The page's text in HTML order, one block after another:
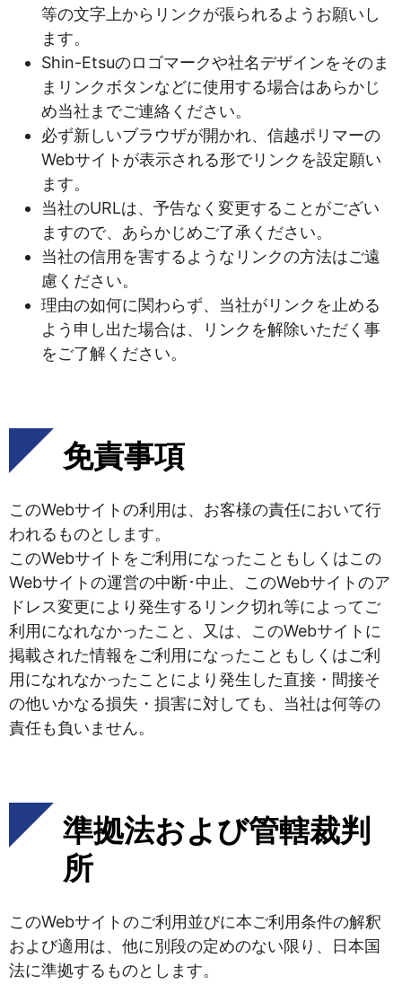
等の文字上からリンクが張られるようお願いし
ます。
Shin-Etsuのロゴマークや社名デザインをそのま
まリンクボタンなどに使用する場合はあらかじ
め当社までご連絡ください。
必ず新しいブラウザが開かれ、信越ポリマーの
Webサイトが表示される形でリンクを設定願い
ます。
当社のURLは、予告なく変更することがござい
ますので、あらかじめご了承ください。
当社の信用を害するようなリンクの方法はご遠
慮ください。
理由の如何に関わらず、当社がリンクを止める
よう申し出た場合は、リンクを解除いただく事
をご了解ください。
免責事項
このWebサイトの利用は、お客様の責任において行
われるものとします。
このWebサイトをご利用になったこともしくはこの
Webサイトの運営の中断･中止、このWebサイトのア
ドレス変更により発生するリンク切れ等によってご
利用になれなかったこと、又は、このWebサイトに
掲載された情報をご利用になったこともしくはご利
用になれなかったことにより発生した直接・間接そ
の他いかなる損失・損害に対しても、当社は何等の
責任も負いません。
準拠法および管轄裁判
所
このWebサイトのご利用並びに本ご利用条件の解釈
および適用は、他に別段の定めのない限り、日本国
法に準拠するものとします。